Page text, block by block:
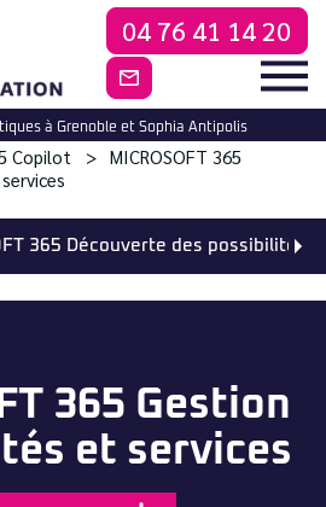
04 76 41 14 20
CONTACTEZ-
à Grenoble et Sophia Antipolis
Copilot
MICROSOFT 365
365 Découverte des possibilités
365 Gestion
et services